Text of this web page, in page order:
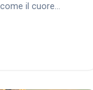
il cuore
maestosa cupola
dell'Apostolo